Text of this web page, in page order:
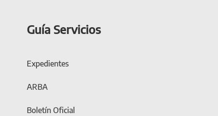
Guía Servicios
Expedientes
ARBA
Boletín Oficial